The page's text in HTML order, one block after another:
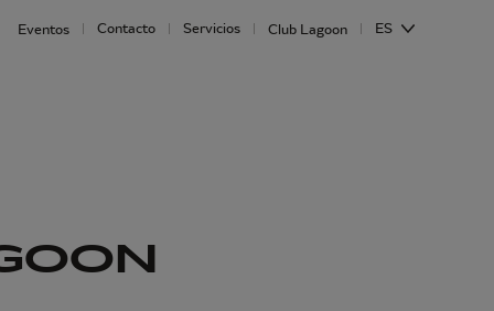
Eventos Contacto Servicios Club Lagoon ES